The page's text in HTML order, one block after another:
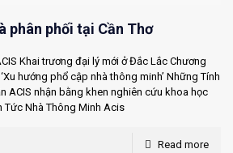
phân phối tại Cần Thơ
Khai trương đại lý mới ở Đắc Lắc Chương
hướng phổ cập nhà thông minh’ Những Tính
ACIS nhận bằng khen nghiên cứu khoa học
Tức Nhà Thông Minh Acis
Read more